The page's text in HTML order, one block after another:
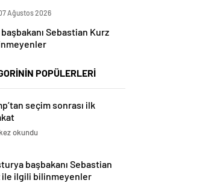
Ağustos 2026
Sebastian Kurz
POPÜLERLERİ
seçim sonrası ilk
okundu
başbakanı Sebastian
ile ilgili bilinmeyenler